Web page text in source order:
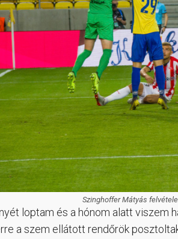
Szinghoffer Mátyás
loptam és a hónom alatt viszem
a szem ellátott rendőrök